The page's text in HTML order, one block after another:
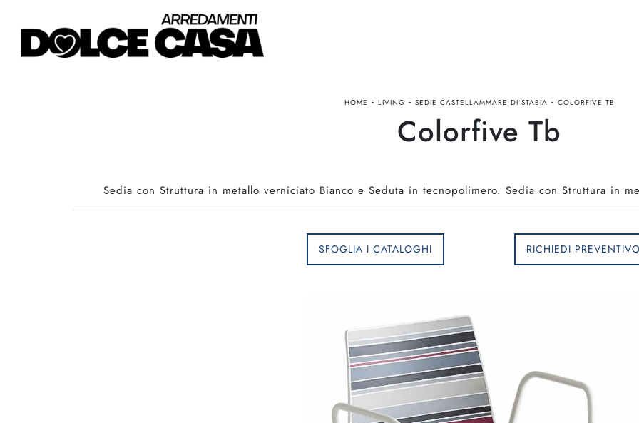
HOME - LIVING - SEDIE CASTELLAMMARE DI STABIA - COLORFIVE TB
Colorfive Tb
Sedia con Struttura in metallo verniciato Bianco e Seduta in tecnopolimero. Sedia con Struttura in
SFOGLIA I CATALOGHI RICHIEDI